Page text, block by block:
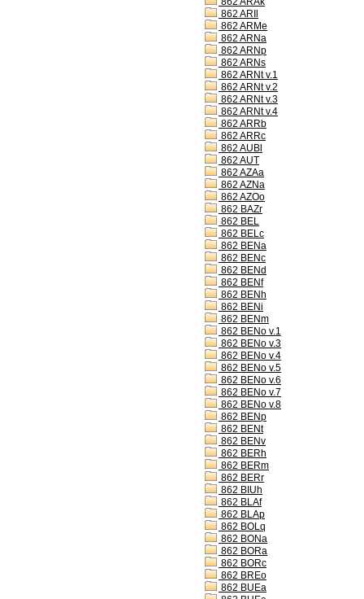
862 ARIl
862 ARMe
862 ARNa
862 ARNp
862 ARNs
862 ARNt v.1
862 ARNt v.2
862 ARNt v.3
862 ARNt v.4
862 ARRb
862 ARRc
862 AUBl
862 AUT
862 AZAa
862 AZNa
862 AZOo
862 BAZr
862 BEL
862 BELc
862 BENa
862 BENc
862 BENd
862 BENf
862 BENh
862 BENi
862 BENm
862 BENo v.1
862 BENo v.3
862 BENo v.4
862 BENo v.5
862 BENo v.6
862 BENo v.7
862 BENo v.8
862 BENp
862 BENt
862 BENv
862 BERh
862 BERm
862 BERr
862 BIUh
862 BLAf
862 BLAp
862 BOLq
862 BONa
862 BORa
862 BORc
862 BREo
862 BUEa